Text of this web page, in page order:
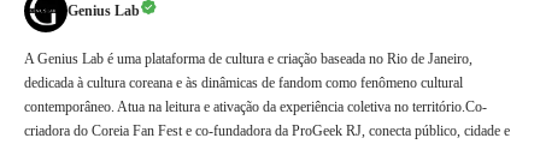
Genius Lab
A Genius Lab é uma plataforma de cultura e criação baseada no Rio de Janeiro,
dedicada à cultura coreana e às dinâmicas de fandom como fenômeno cultural
contemporâneo. Atua na leitura e ativação da experiência coletiva no território.Co-
criadora do Coreia Fan Fest e co-fundadora da ProGeek RJ, conecta público, cidade e